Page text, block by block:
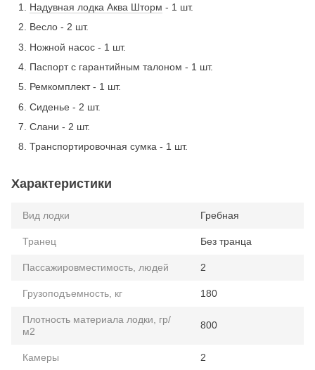
Надувная лодка Аква Шторм - 1 шт.
Весло - 2 шт.
Ножной насос - 1 шт.
Паспорт с гарантийным талоном - 1 шт.
Ремкомплект - 1 шт.
Сиденье - 2 шт.
Слани - 2 шт.
Транспортировочная сумка - 1 шт.
Характеристики
Вид лодки Гребная
Транец Без транца
Пассажировместимость, людей 2
Грузоподъемность, кг 180
Плотность материала лодки, гр/
м2
800
Камеры 2